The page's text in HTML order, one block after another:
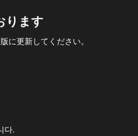
ります
に更新してください。
다.